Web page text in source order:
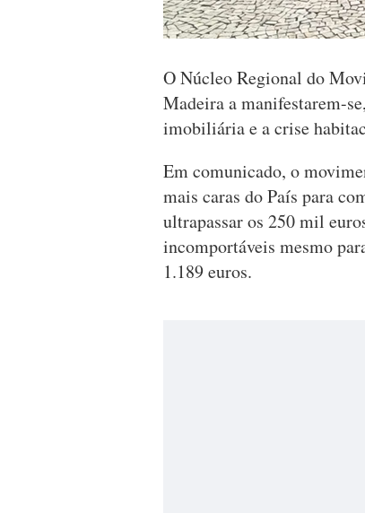
O Núcleo Regional do
Madeira a manifestarem-
imobiliária e a crise
Em comunicado, o
mais caras do País para
ultrapassar os 250 mil
incomportáveis mesmo
1.189 euros.